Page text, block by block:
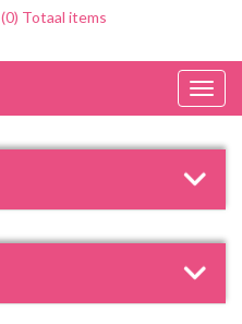
(0) Totaal items